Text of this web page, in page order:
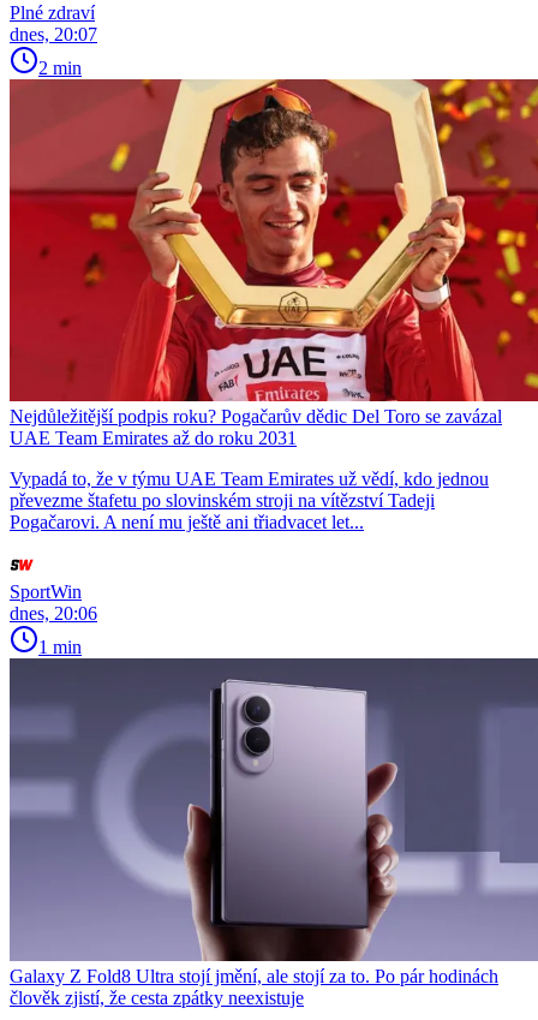
Plné zdraví
dnes, 20:07
2 min
Nejdůležitější podpis roku? Pogačarův dědic Del Toro se zavázal
UAE Team Emirates až do roku 2031
Vypadá to, že v týmu UAE Team Emirates už vědí, kdo jednou
převezme štafetu po slovinském stroji na vítězství Tadeji
Pogačarovi. A není mu ještě ani třiadvacet let...
SportWin
dnes, 20:06
1 min
Galaxy Z Fold8 Ultra stojí jmění, ale stojí za to. Po pár hodinách
člověk zjistí, že cesta zpátky neexistuje